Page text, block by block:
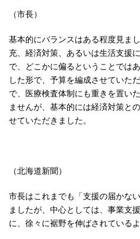
（市長）
基本的にバランスはある程度見ま
充、経済対策、あるいは生活支援
で、どこかに偏るということでは
した形で、予算を編成させていた
で、医療検査体制にも重きを置い
ませんが、基本的には経済対策と
せていただきました。
（北海道新聞）
市長はこれまでも「支援の届かな
ましたが、中心としては、事業支
に、徐々に裾野を伸ばされている